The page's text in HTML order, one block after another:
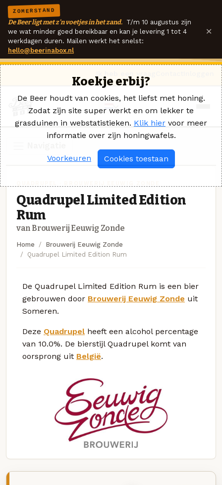
ZOMERSTAND
De Beer ligt met z'n voetjes in het zand. T/m 10 augustus zijn
we wat minder goed bereikbaar en kan je levering 1 tot 4
werkdagen duren. Mailen werkt het snelst:
hello@beerinabox.nl
×
Quadrupel Limited Edition
Rum
van Brouwerij Eeuwig Zonde
Home
Brouwerij Eeuwig Zonde
Quadrupel Limited Edition Rum
De Quadrupel Limited Edition Rum is een bier
gebrouwen door Brouwerij Eeuwig Zonde uit
Someren.
Deze Quadrupel heeft een alcohol percentage
van 10.0%. De bierstijl Quadrupel komt van
oorsprong uit België.
Koekje erbij?
De Beer houdt van cookies, het liefst met honing.
Zodat zijn site super werkt en om lekker te
grasduinen in webstatistieken. Klik hier voor meer
informatie over zijn honingwafels.
Voorkeuren Cookies toestaan